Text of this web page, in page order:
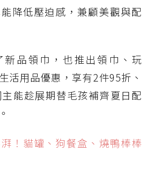
降低壓迫感，兼顧美觀與配
新品領巾，也推出領巾、玩
活用品優惠，享有2件95折、
能趁展期替毛孩補齊夏日配
！貓罐、狗餐盒、燒鴨棒棒